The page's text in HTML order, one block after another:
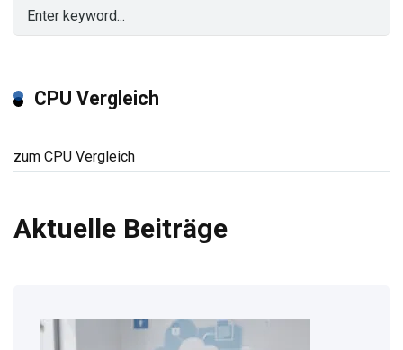
CPU Vergleich
zum CPU Vergleich
Aktuelle Beiträge